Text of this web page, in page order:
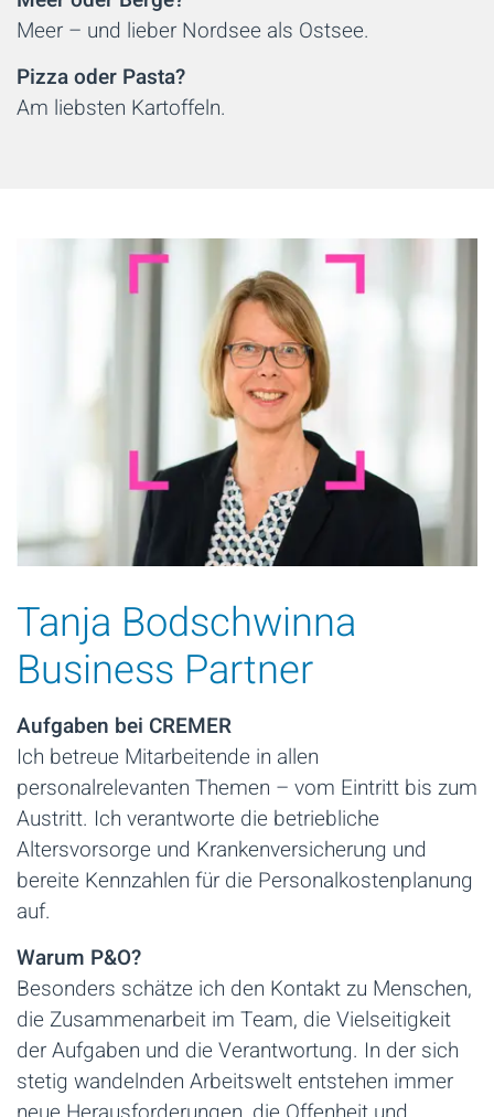
Meer – und lieber Nordsee als Ostsee.
Pizza oder Pasta?
Am liebsten Kartoffeln.
Tanja Bodschwinna
Business Partner
Aufgaben bei CREMER
Ich betreue Mitarbeitende in allen
personalrelevanten Themen – vom Eintritt bis zum
Austritt. Ich verantworte die betriebliche
Altersvorsorge und Krankenversicherung und
bereite Kennzahlen für die Personalkostenplanung
auf.
Warum P&O?
Besonders schätze ich den Kontakt zu Menschen,
die Zusammenarbeit im Team, die Vielseitigkeit
der Aufgaben und die Verantwortung. In der sich
stetig wandelnden Arbeitswelt entstehen immer